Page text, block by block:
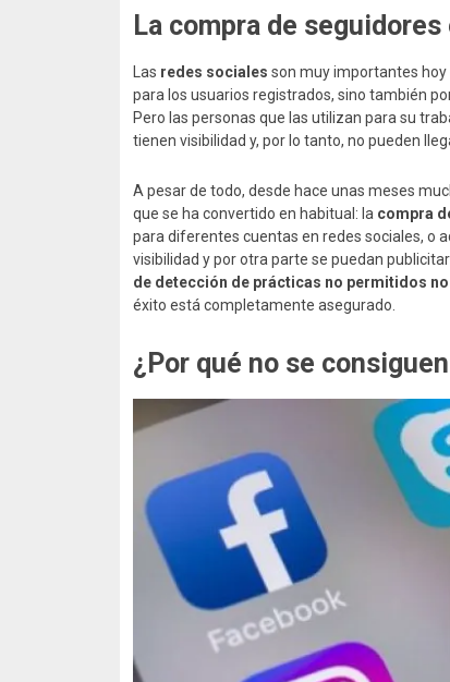
La compra de
Las redes sociales son muy importantes hoy
para los usuarios registrados, sino también
Pero las personas que las utilizan para su
tienen visibilidad y, por lo tanto, no pueden
A pesar de todo, desde hace unas meses
que se ha convertido en habitual: la compra
para diferentes cuentas en redes sociales, o
visibilidad y por otra parte se puedan
de detección de prácticas no permitidos
éxito está completamente asegurado.
¿Por qué no se